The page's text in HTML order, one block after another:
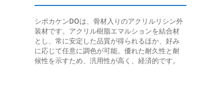
シポカケンDOは、骨材入りのアクリルリシン外
装材です。アクリル樹脂エマルションを結合材
とし、常に安定した品質が得られるほか、好み
に応じて任意に調色が可能。優れた耐久性と耐
候性を示すため、汎用性が高く、経済的です。